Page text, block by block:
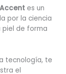
es un
por la ciencia
piel de forma
tecnología, te
el